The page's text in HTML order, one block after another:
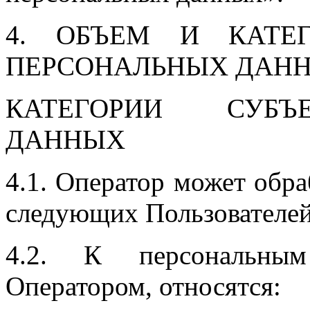
4. ОБЪЕМ И
ПЕРСОНАЛЬНЫХ
КАТЕГОРИИ
ДАННЫХ
4.1. Оператор может
следующих
4.2. К
Оператором, относятся: